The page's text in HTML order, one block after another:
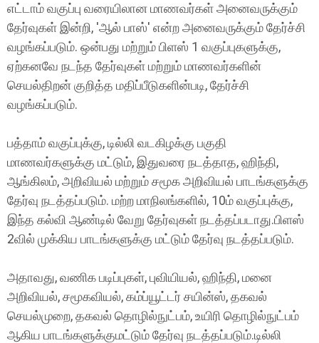
எட்டாம் வகுப்பு வரையிலான மாணவர்கள் அனைவருக்கும்
தேர்வுகள் இன்றி, 'ஆல் பாஸ்' என்ற அனைவருக்கும் தேர்ச்சி
வழங்கப்படும். ஒன்பது மற்றும் பிளஸ் 1 வகுப்புகளுக்கு,
ஏற்கனவே நடந்த தேர்வுகள் மற்றும் மாணவர்களின்
செயல்திறன் குறித்த மதிப்பீடுகளின்படி, தேர்ச்சி
வழங்கப்படும்.
பத்தாம் வகுப்புக்கு, டில்லி வடகிழக்கு பகுதி
மாணவர்களுக்கு மட்டும், இதுவரை நடத்தாத, ஹிந்தி,
ஆங்கிலம், அறிவியல் மற்றும் சமூக அறிவியல் பாடங்களுக்கு
தேர்வு நடத்தப்படும். மற்ற மாநிலங்களில், 10ம் வகுப்புக்கு,
இந்த கல்வி ஆண்டில் வேறு தேர்வுகள் நடத்தப்படாது.பிளஸ்
2வில் முக்கிய பாடங்களுக்கு மட்டும் தேர்வு நடத்தப்படும்.
அதாவது, வணிக படிப்புகள், புவியியல், ஹிந்தி, மனை
அறிவியல், சமூகவியல், கம்ப்யூட்டர் சயின்ஸ், தகவல்
செயல்முறை, தகவல் தொழில்நுட்பம், உயிரி தொழில்நுட்பம்
ஆகிய பாடங்களுக்குமட்டும் தேர்வு நடத்தப்படும்.டில்லி